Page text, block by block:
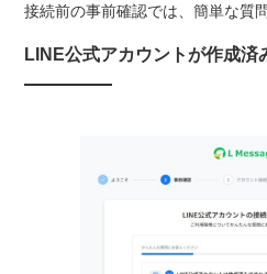
接続前の事前確認では、簡単な質
LINE公式アカウントが作成済